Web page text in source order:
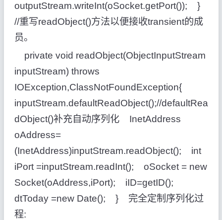
outputStream.writeInt(oSocket.getPort()); }
//重写readObject()方法以便接收transient的成
员。
private void readObject(ObjectInputStream
inputStream) throws
IOException,ClassNotFoundException{
inputStream.defaultReadObject();//defaultRea
dObject()补充自动序列化 InetAddress
oAddress=
(InetAddress)inputStream.readObject(); int
iPort =inputStream.readInt(); oSocket = new
Socket(oAddress,iPort); iID=getID();
dtToday =new Date(); } 完全定制序列化过
程: